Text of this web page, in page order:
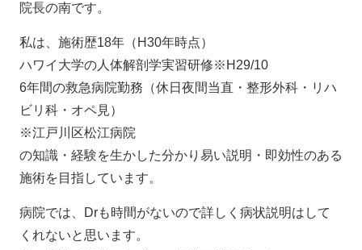
院長の南です。
私は、施術歴18年（H30年時点）
ハワイ大学の人体解剖学実習研修※H29/10
6年間の救急病院勤務（休日夜間当直・整形外科・リハ
ビリ科・オペ見）
※江戸川区松江病院
の知識・経験を生かした分かり易い説明・即効性のある
施術を目指しています。
病院では、Drも時間がないので詳しく病状説明はして
くれないと思います。